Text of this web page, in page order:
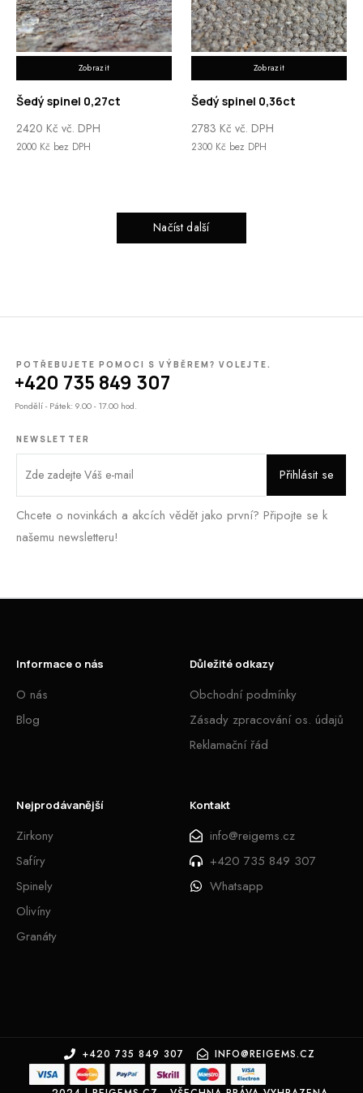
Zobrazit
Šedý spinel 0,27ct
2420 Kč vč. DPH
2000 Kč bez DPH
Zobrazit
Šedý spinel 0,36ct
2783 Kč vč. DPH
2300 Kč bez DPH
Načíst další
POTŘEBUJETE POMOCI S VÝBĚREM? VOLEJTE.
+420 735 849 307
Pondělí - Pátek: 9.00 - 17.00 hod.
NEWSLETTER
Chcete o novinkách a akcích vědět jako první? Připojte se k
našemu newsletteru!
Informace o nás
O nás
Blog
Důležité odkazy
Obchodní podmínky
Zásady zpracování os. údajů
Reklamační řád
Nejprodávanější
Zirkony
Safíry
Spinely
Olivíny
Granáty
Kontakt
info@reigems.cz
+420 735 849 307
Whatsapp
+420 735 849 307 INFO@REIGEMS.CZ